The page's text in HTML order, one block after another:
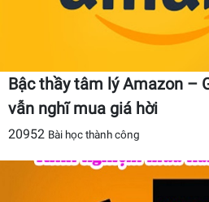
Bậc thầy tâm lý Amazon –
vẫn nghĩ mua giá hời
20952 Bài học thành công